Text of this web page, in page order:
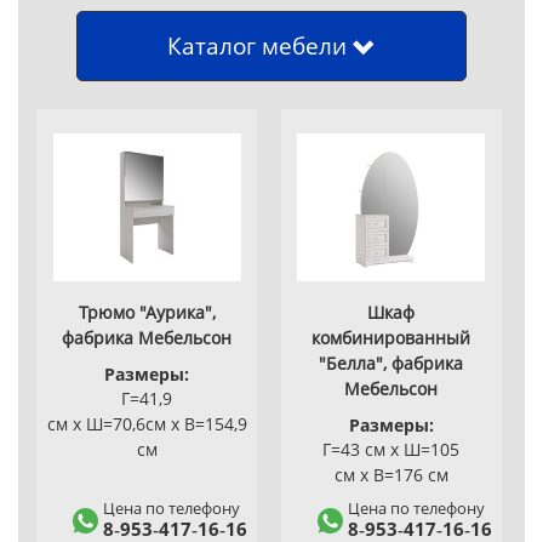
Каталог мебели
Трюмо "Аурика",
фабрика Мебельсон
Размеры:
Г=41,9
см x Ш=70,6см x В=154,9
см
Цена по телефону
8‑953‑417‑16‑16
Шкаф
комбинированный
"Белла", фабрика
Мебельсон
Размеры:
Г=43 см x Ш=105
см x В=176 см
Цена по телефону
8‑953‑417‑16‑16